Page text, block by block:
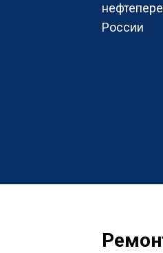
России